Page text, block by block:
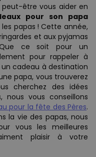
peut-être vous aider en
pour son papa
papas ! Cette année,
et aux pyjamas
ce soit pour un
pour rappeler à
cadeau à destination
papa, vous trouverez
cherchez des idées
vous conseillons
pour la fête des Pères.
la vie des papas, nous
vous les meilleures
plaisir à votre